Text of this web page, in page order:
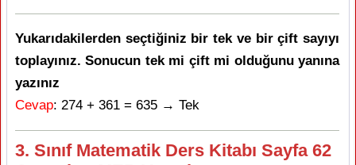
Yukarıdakilerden seçtiğiniz bir tek ve bir çift sayıyı
toplayınız. Sonucun tek mi çift mi olduğunu yanına
yazınız
Cevap: 274 + 361 = 635 → Tek
3. Sınıf Matematik Ders Kitabı Sayfa 62